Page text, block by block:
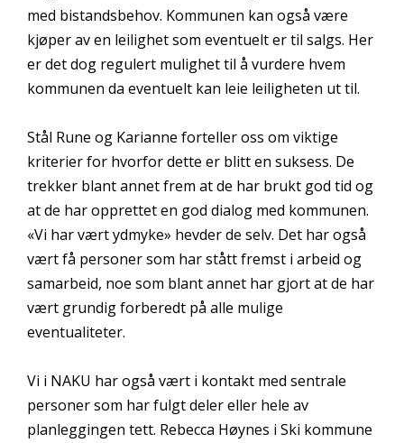
med bistandsbehov. Kommunen kan også være
kjøper av en leilighet som eventuelt er til salgs. Her
er det dog regulert mulighet til å vurdere hvem
kommunen da eventuelt kan leie leiligheten ut til.
Stål Rune og Karianne forteller oss om viktige
kriterier for hvorfor dette er blitt en suksess. De
trekker blant annet frem at de har brukt god tid og
at de har opprettet en god dialog med kommunen.
«Vi har vært ydmyke» hevder de selv. Det har også
vært få personer som har stått fremst i arbeid og
samarbeid, noe som blant annet har gjort at de har
vært grundig forberedt på alle mulige
eventualiteter.
Vi i NAKU har også vært i kontakt med sentrale
personer som har fulgt deler eller hele av
planleggingen tett. Rebecca Høynes i Ski kommune